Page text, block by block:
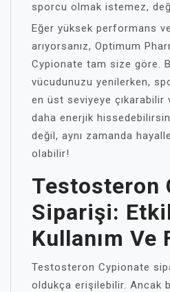
sporcu olmak istemez,
Eğer yüksek performans
arıyorsanız, Optimum
Cypionate tam size göre.
vücudunuzu yenilerken,
en üst seviyeye çıkarabilir
daha enerjik
değil, aynı zamanda
olabilir!
Testosteron
Siparişi:
Kullanım Ve
Testosteron Cypionate
oldukça erişilebilir. Ancak